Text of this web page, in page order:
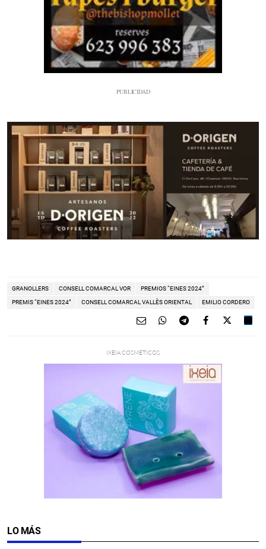
GRANOLLERS CONSELL COMARCAL VOR PREMIOS “EINES 2024”
PREMIS “EINES 2024” CONSELL COMARCAL VALLÈS ORIENTAL EMILIO CORDERO
LO MÁS